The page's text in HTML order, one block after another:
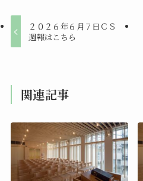
２０２６年６月７日ＣＳ
週報はこちら
関連記事